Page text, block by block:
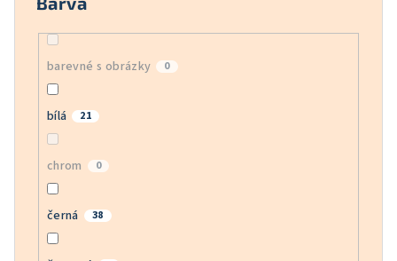
barevné s obrázky 0
bílá 21
chrom 0
černá 38